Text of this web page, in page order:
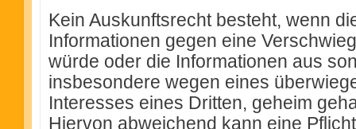
Kein Auskunftsrecht besteht, wenn
Informationen gegen eine
würde oder die Informationen aus
insbesondere wegen eines
Interesses eines Dritten, geheim
Hiervon abweichend kann eine